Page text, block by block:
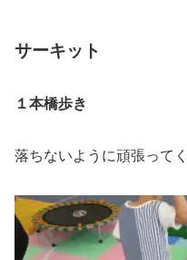
サーキット
１本橋歩き
落ちないように頑張って